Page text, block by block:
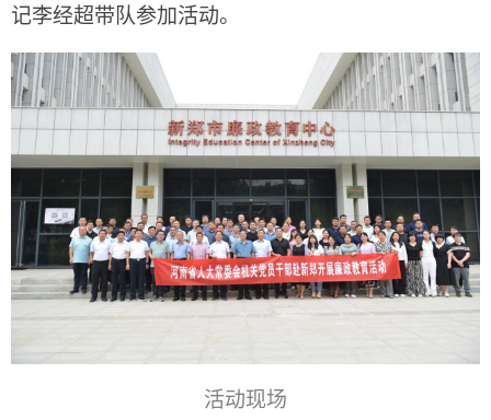
记李经超带队参加活动。
活动现场